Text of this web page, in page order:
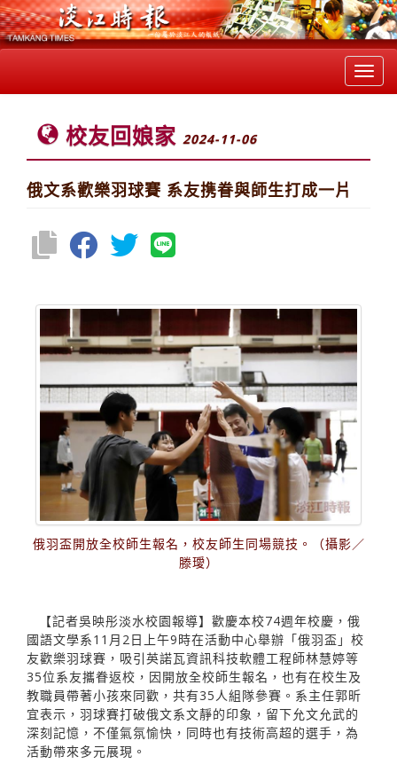
校友回娘家 2024-11-06
俄文系歡樂羽球賽 系友携眷與師生打成一片
俄羽盃開放全校師生報名，校友師生同場競技。（攝影／
滕璦）
【記者吳映彤淡水校園報導】歡慶本校74週年校慶，俄
國語文學系11月2日上午9時在活動中心舉辦「俄羽盃」校
友歡樂羽球賽，吸引英諾瓦資訊科技軟體工程師林慧婷等
35位系友攜眷返校，因開放全校師生報名，也有在校生及
教職員帶著小孩來同歡，共有35人組隊參賽。系主任郭昕
宜表示，羽球賽打破俄文系文靜的印象，留下允文允武的
深刻記憶，不僅氣氛愉快，同時也有技術高超的選手，為
活動帶來多元展現。